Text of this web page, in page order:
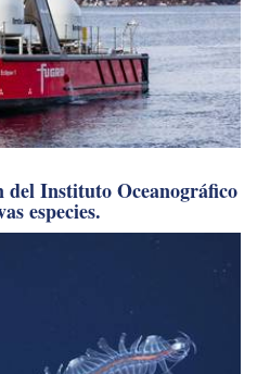
del Instituto Oceanográfico
especies.